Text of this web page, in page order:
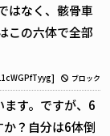
はなく、骸骨車
この六体で全部
ブロック
す。ですが、6
？自分は6体倒